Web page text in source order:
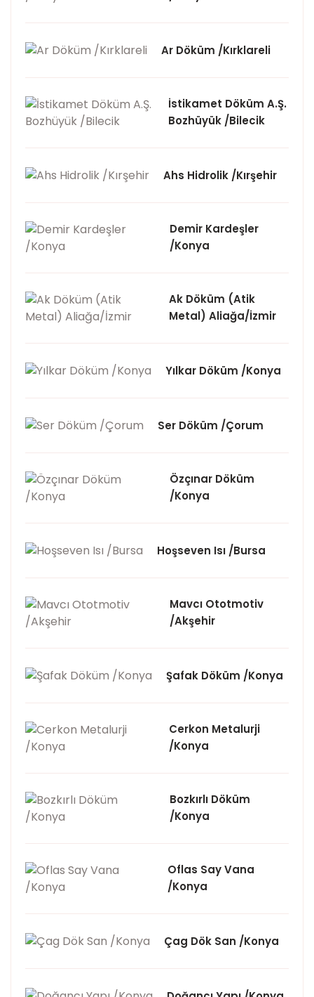
Ar Döküm /Kırklareli
İstikamet Döküm A.Ş.
Bozhüyük /Bilecik
Ahs Hidrolik /Kırşehir
Demir Kardeşler
/Konya
Ak Döküm (Atik
Metal) Aliağa/İzmir
Yılkar Döküm /Konya
Ser Döküm /Çorum
Özçınar Döküm
/Konya
Hoşseven Isı /Bursa
Mavcı Ototmotiv
/Akşehir
Şafak Döküm /Konya
Cerkon Metalurji
/Konya
Bozkırlı Döküm
/Konya
Oflas Say Vana
/Konya
Çag Dök San /Konya